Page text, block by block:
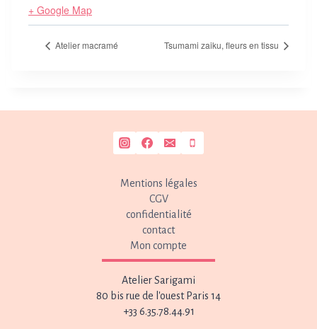
+ Google Map
Atelier macramé Tsumami zaiku, fleurs en tissu
Mentions légales
CGV
confidentialité
contact
Mon compte
Atelier Sarigami
80 bis rue de l'ouest Paris 14
+33 6.35.78.44.91